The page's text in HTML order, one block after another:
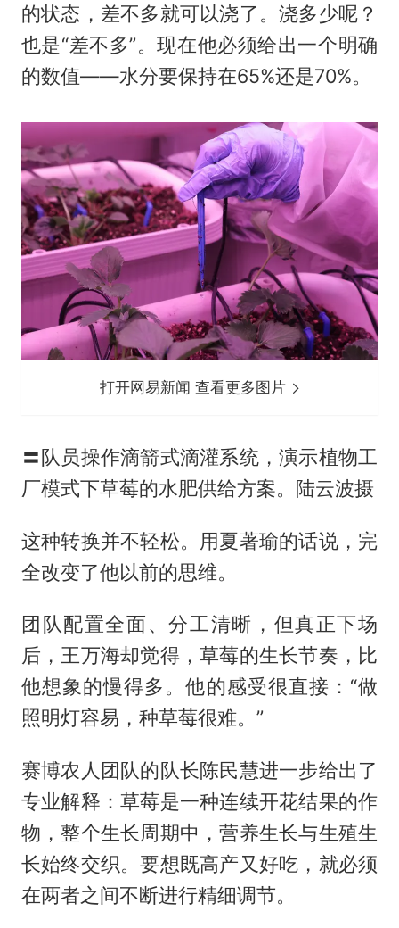
的状态，差不多就可以浇了。浇多少呢？
也是“差不多”。现在他必须给出一个明确
的数值——水分要保持在65%还是70%。
打开网易新闻 查看更多图片
〓队员操作滴箭式滴灌系统，演示植物工
厂模式下草莓的水肥供给方案。陆云波摄
这种转换并不轻松。用夏著瑜的话说，完
全改变了他以前的思维。
团队配置全面、分工清晰，但真正下场
后，王万海却觉得，草莓的生长节奏，比
他想象的慢得多。他的感受很直接：“做
照明灯容易，种草莓很难。”
赛博农人团队的队长陈民慧进一步给出了
专业解释：草莓是一种连续开花结果的作
物，整个生长周期中，营养生长与生殖生
长始终交织。要想既高产又好吃，就必须
在两者之间不断进行精细调节。